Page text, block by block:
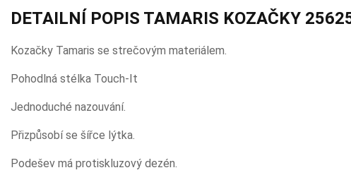
DETAILNÍ POPIS TAMARIS KOZAČKY
Kozačky Tamaris se strečovým materiálem.
Pohodlná stélka Touch-It
Jednoduché nazouvání.
Přizpůsobí se šířce lýtka.
Podešev má protiskluzový dezén.